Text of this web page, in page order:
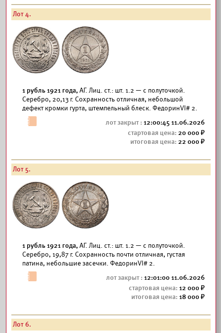
Лот 4.
1 рубль 1921 года,АГ. Лиц. ст.: шт. 1.2 — с полуточкой.
Серебро, 20,13 г. Сохранность отличная, небольшой
дефект кромки гурта, штемпельный блеск. ФедоринVI# 2.
12:00:45 11.06.2026
20 000
22 000
Лот 5.
1 рубль 1921 года,АГ. Лиц. ст.: шт. 1.2 — с полуточкой.
Серебро, 19,87 г. Сохранность почти отличная, густая
патина, небольшие засечки. ФедоринVI# 2.
12:01:00 11.06.2026
12 000
18 000
Лот 6.